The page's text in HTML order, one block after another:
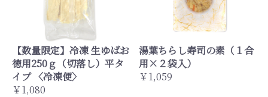
【数量限定】冷凍 生ゆばお
徳用250ｇ（切落し）平タ
イプ 〈冷凍便〉
￥1,080
湯葉ちらし寿司の素（１合
用×２袋入）
￥1,059